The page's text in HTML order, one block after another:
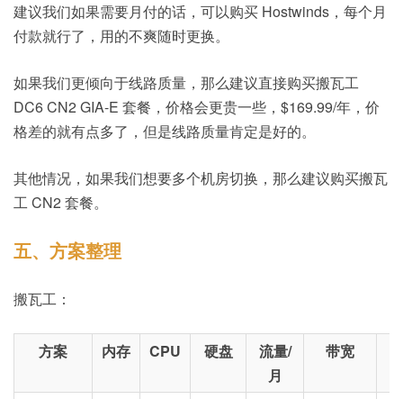
建议我们如果需要月付的话，可以购买 Hostwinds，每个月
付款就行了，用的不爽随时更换。
如果我们更倾向于线路质量，那么建议直接购买搬瓦工
DC6 CN2 GIA-E 套餐，价格会更贵一些，$169.99/年，价
格差的就有点多了，但是线路质量肯定是好的。
其他情况，如果我们想要多个机房切换，那么建议购买搬瓦
工 CN2 套餐。
五、方案整理
搬瓦工：
方案 内存 CPU 硬盘
流量/
月
带宽